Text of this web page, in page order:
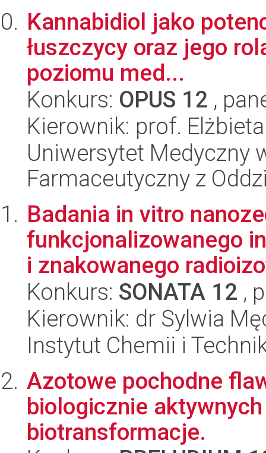
Kannabidiol jako
łuszczycy oraz jego
poziomu med...
Konkurs: OPUS 12 ,
Kierownik: prof.
Uniwersytet Medyczny
Farmaceutyczny z
Badania in vitro
funkcjonalizowanego
i znakowanego
Konkurs: SONATA 12 ,
Kierownik: dr Sylwia
Instytut Chemii i
Azotowe pochodne
biologicznie
biotransformacje.